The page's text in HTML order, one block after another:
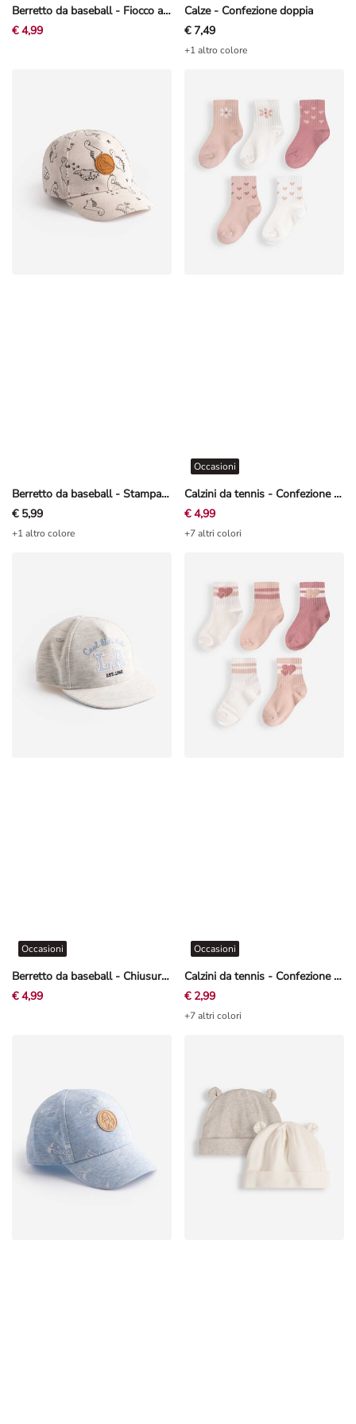
Berretto da baseball - Fiocco applicato - Rosa chiaro
€ 4,99
Calze - Confezione doppia
€ 7,49
+1 altro colore
Berretto da baseball - Stampa allover - Beige
€ 5,99
+1 altro colore
Calzini da tennis - Confezione da 5 pezzi
Occasioni
€ 4,99
+7 altri colori
Berretto da baseball - Chiusura in velcro - Grigio chiaro
Occasioni
€ 4,99
Calzini da tennis - Confezione da 5 pezzi
Occasioni
€ 2,99
+7 altri colori